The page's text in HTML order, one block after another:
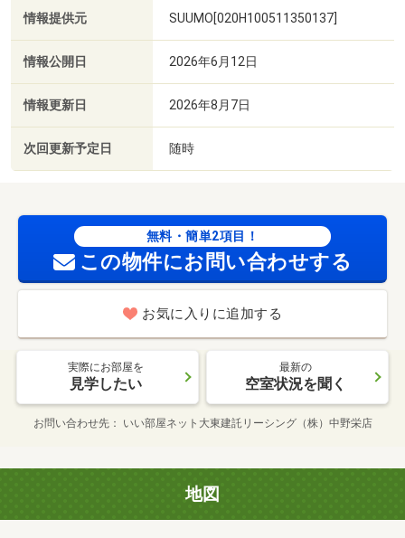
情報提供元 SUUMO[020H100511350137]
情報公開日 2026年6月12日
情報更新日 2026年8月7日
次回更新予定日 随時
無料・簡単2項目！
この物件にお問い合わせする
お気に入りに追加する
実際にお部屋を
見学したい
最新の
空室状況を聞く
お問い合わせ先 いい部屋ネット大東建託リーシング（株）中野栄店
地図